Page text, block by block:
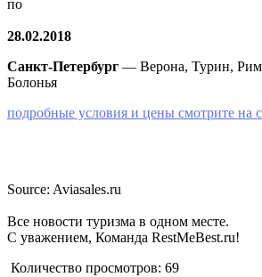
по
28.02.2018
Санкт-Петербург — Верона, Турин,
Болонья
подробные условия и цены смотрите на
Source: Aviasales.ru
Все новости туризма в одном месте.
С уважением, Команда RestMeBest.ru!
Количество просмотров: 69